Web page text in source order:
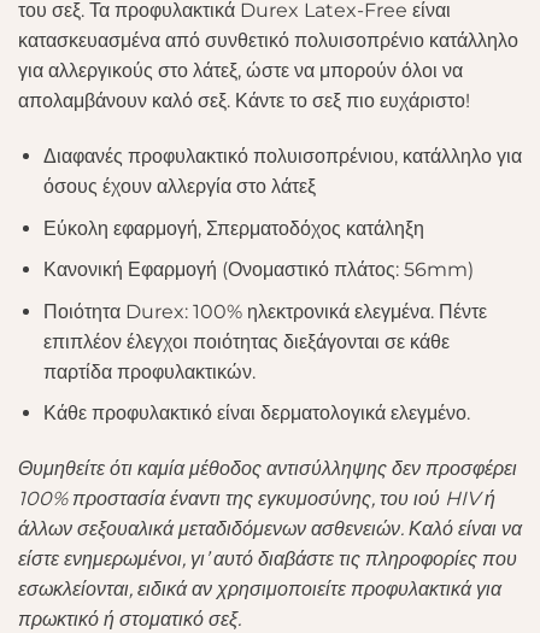
του σεξ. Τα προφυλακτικά Durex Latex-Free είναι
κατασκευασμένα από συνθετικό πολυισοπρένιο κατάλληλο
για αλλεργικούς στο λάτεξ, ώστε να μπορούν όλοι να
απολαμβάνουν καλό σεξ. Κάντε το σεξ πιο ευχάριστο!
Διαφανές προφυλακτικό πολυισοπρένιου, κατάλληλο για
όσους έχουν αλλεργία στο λάτεξ
Εύκολη εφαρμογή, Σπερματοδόχος κατάληξη
Κανονική Εφαρμογή (Ονομαστικό πλάτος: 56mm)
Ποιότητα Durex: 100% ηλεκτρονικά ελεγμένα. Πέντε
επιπλέον έλεγχοι ποιότητας διεξάγονται σε κάθε
παρτίδα προφυλακτικών.
Κάθε προφυλακτικό είναι δερματολογικά ελεγμένο.
Θυμηθείτε ότι καμία μέθοδος αντισύλληψης δεν προσφέρει
100% προστασία έναντι της εγκυμοσύνης, του ιού HIV ή
άλλων σεξουαλικά μεταδιδόμενων ασθενειών. Καλό είναι να
είστε ενημερωμένοι, γι’ αυτό διαβάστε τις πληροφορίες που
εσωκλείονται, ειδικά αν χρησιμοποιείτε προφυλακτικά για
πρωκτικό ή στοματικό σεξ.